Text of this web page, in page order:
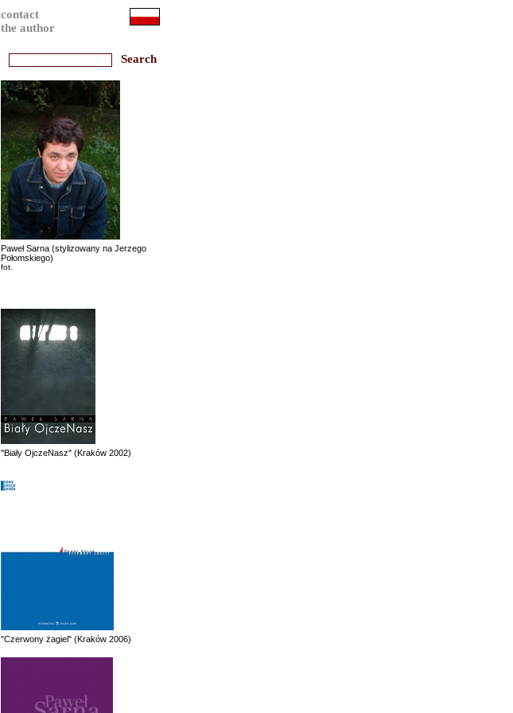
contact
the author
Paweł Sarna (stylizowany na Jerzego
Połomskiego)
fot.
"Biały OjczeNasz" (Kraków 2002)
"Czerwony żagiel" (Kraków 2006)